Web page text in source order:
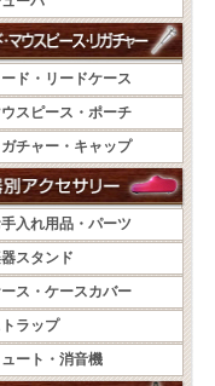
ード・リードケース
スピース・ポーチ
ガチャー・キャップ
入れ用品・パーツ
スタンド
ス・ケースカバー
ラップ
ュート・消音機